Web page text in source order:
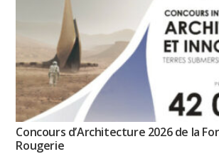
Concours d’Architecture 2026 de la
Rougerie